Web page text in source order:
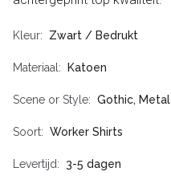
Kleur Zwart / Bedrukt
Materiaal Katoen
Scene or Style Gothic, Metal
Soort Worker Shirts
Levertijd 3-5 dagen